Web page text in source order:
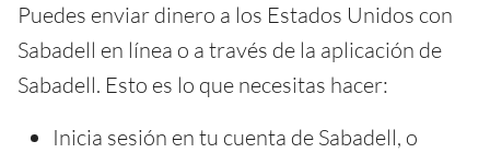
Puedes enviar dinero a los Estados Unidos con
Sabadell en línea o a través de la aplicación de
Sabadell. Esto es lo que necesitas hacer:
Inicia sesión en tu cuenta de Sabadell, o